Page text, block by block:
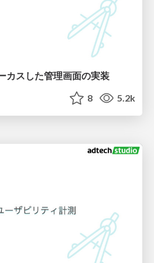
カスした管理画面の実装
8 5.2k